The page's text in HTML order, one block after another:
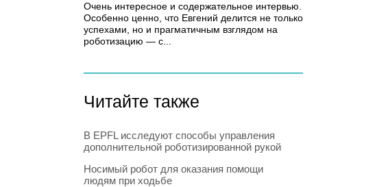
Очень интересное и содержательное интервью.
Особенно ценно, что Евгений делится не только
успехами, но и прагматичным взглядом на
роботизацию — с...
Читайте также
В EPFL исследуют способы управления
дополнительной роботизированной рукой
Носимый робот для оказания помощи
людям при ходьбе